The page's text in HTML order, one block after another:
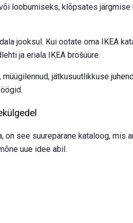
loobumiseks, klõpsates järgmise
jooksul. Kui ootate oma IKEA
ja eriala IKEA brošüüre.
jätkusuutlikkuse
on see suurepärane kataloog, mis
uue idee abil.